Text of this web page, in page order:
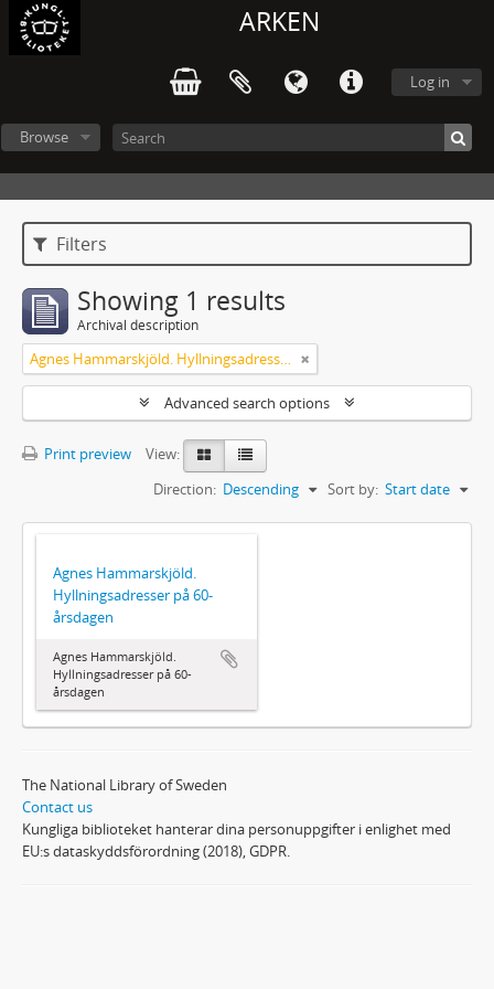
ARKEN
Log in
Browse
Filters
Showing 1 results
Archival description
Agnes Hammarskjöld. Hyllningsadresser på 60-årsdagen
Advanced search options
Print preview
View:
Sort by: Start date
Direction: Descending
Agnes Hammarskjöld.
Hyllningsadresser på 60-
årsdagen
Agnes Hammarskjöld.
Hyllningsadresser på 60-
årsdagen
The National Library of Sweden
Contact us
Kungliga biblioteket hanterar dina personuppgifter i enlighet med
EU:s dataskyddsförordning (2018), GDPR.